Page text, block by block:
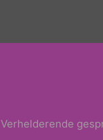
Verhelderende